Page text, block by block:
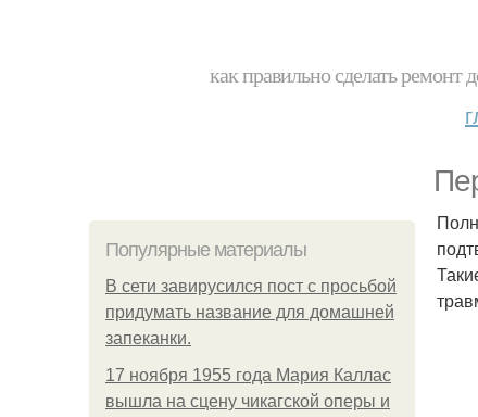
как правильно сделать
Популярные материалы
В сети завирусился пост с просьбой
придумать название для домашней
запеканки.
17 ноября 1955 года Мария Каллас
вышла на сцену чикагской оперы и